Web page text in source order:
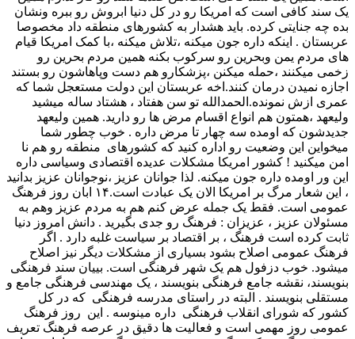
یک سند کافی است که امریکا رو در کل دنیا ابروش رو ببره ونشان
بده چه جنایتی کرده. باید هشدار به کشورهای منطقه داد مخصوصا
عربستان . اینکه داره جون میکنه ،تلاش میکنه ،با کمک امریکا قیام
های مردم یمن وبحرین رو سرکوب بکنه همین مردم بحرین رو
زخمی میکنند ،حمله میکنن ،پزشکارو هم دست وپاهاشون رو بستند
اجازه نمیدن درمان کنند.اخه عربستان این دولت مستعجل شما که
عمری ازش نمونده.الحمدالله تو سن هفتاد ، هشتاد ساله میشید
ولیعهد ،همتون هم انواع اقسام مرض ها رو دارید. همین ولیعهد
جدیدشون که اومده سه چهار تا مرض داره . خوب چطور شما
میخواین این وضعیت رو اداره کنید که کشورهای منطقه رو هم نا
امن میکنید ! کشور امریکا مشکلات عدیده اقتصادی وسیاسی داره
این ور اومده داره جون میکنه. لذا جوانان عزیز ،نوجوانان عزیز بدانید
، این شعار مرگ بر امریکا الان یک عبادت است.۱۴ ابان روز فرهنگ
عمومی است. فقط یک جمله عرض کنم هم به مردم عزیز وهم به
مسئولان عزیز ، عزیزان : فرهنگ رو جدی بگیرید . دانش امروز دنیا
ثابت کرده است فرهنگ ، بر اقتصاد بر سیاست غلبه دارد . اگر
فرهنگ عمومی اصلاح بشود بسیاری از مشکلات دیگر نیز اصلاح
میشود. خوب دزفول هم یک شهر فرهنگی است. بییان سند فرهنگی
بنویسند، نقشه جامع فرهنگی بنویسند ، یک مهندسی فرهنگی جامع و
مستقلی بنویسند . البته در راستای مدرسه فرهنگی که در کل
کشور که شورای انقلاب فرهنگی داره مینوسه . این روز فرهنگ
عمومی روز مهمی است و فعالیت ها دقیق در عرصه فرهنگ تعریف